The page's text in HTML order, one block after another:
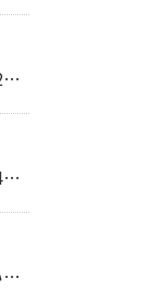
Roland（ローランド）のTD-02Kについて【電子ドラム】
Fender（フェンダー）のCN-140SCEについて【アコースティックギター】
BOSS（ボス）のDD-200について【エフェクター】